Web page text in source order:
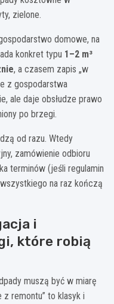
zielone.
domowe, na
konkret typu 1–2 m³
, a czasem zapis „w
z gospodarstwa
ale daje obsłudze prawo
po brzegi.
od razu. Wtedy
zamówienie odbioru
terminów (jeśli regulamin
na raz kończą
i
które robią
muszą być w miarę
z remontu” to klasyk i